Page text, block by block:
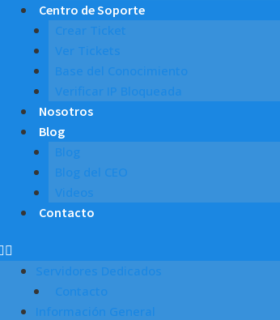
Centro de Soporte
Crear Ticket
Ver Tickets
Base del Conocimiento
Verificar IP Bloqueada
Nosotros
Blog
Blog
Blog del CEO
Videos
Contacto
Servidores Dedicados
Contacto
Información General